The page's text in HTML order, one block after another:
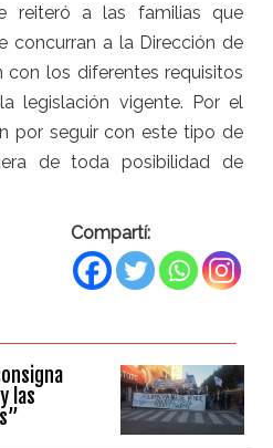
reiteró a las familias que
concurran a la Dirección de
con los diferentes requisitos
legislación vigente. Por el
por seguir con este tipo de
de toda posibilidad de
Compartí:
las